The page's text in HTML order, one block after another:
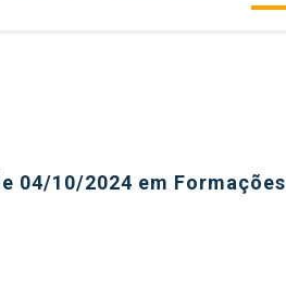
04/10/2024 em Formações